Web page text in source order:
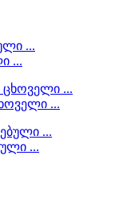
...
...
...